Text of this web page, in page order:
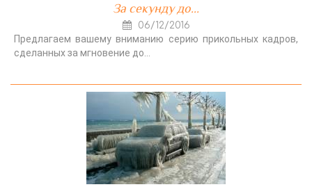
За секунду до...
06/12/2016
Предлагаем вашему вниманию серию прикольных кадров,
сделанных за мгновение до…